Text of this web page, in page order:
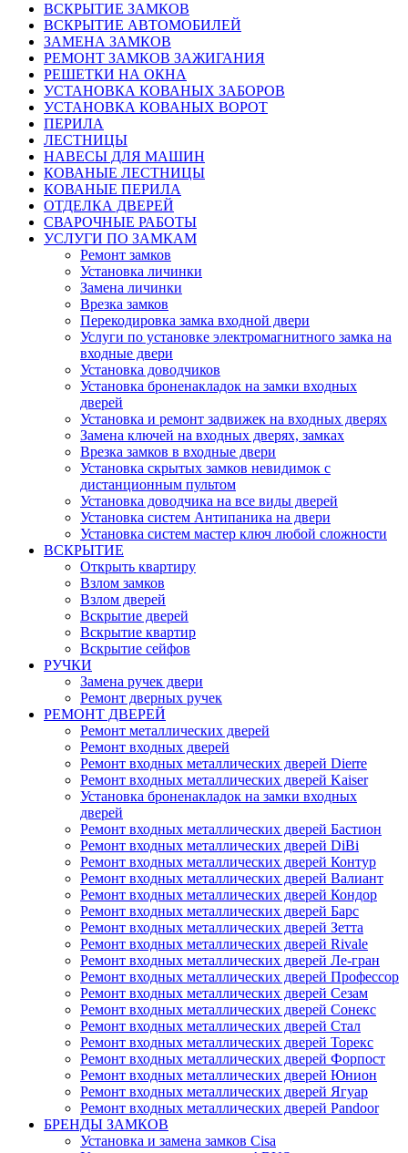
ВСКРЫТИЕ ЗАМКОВ
ВСКРЫТИЕ АВТОМОБИЛЕЙ
ЗАМЕНА ЗАМКОВ
РЕМОНТ ЗАМКОВ ЗАЖИГАНИЯ
РЕШЕТКИ НА ОКНА
УСТАНОВКА КОВАНЫХ ЗАБОРОВ
УСТАНОВКА КОВАНЫХ ВОРОТ
ПЕРИЛА
ЛЕСТНИЦЫ
НАВЕСЫ ДЛЯ МАШИН
КОВАНЫЕ ЛЕСТНИЦЫ
КОВАНЫЕ ПЕРИЛА
ОТДЕЛКА ДВЕРЕЙ
СВАРОЧНЫЕ РАБОТЫ
УСЛУГИ ПО ЗАМКАМ
Ремонт замков
Установка личинки
Замена личинки
Врезка замков
Перекодировка замка входной двери
Услуги по установке электромагнитного замка на
входные двери
Установка доводчиков
Установка броненакладок на замки входных
дверей
Установка и ремонт задвижек на входных дверях
Замена ключей на входных дверях, замках
Врезка замков в входные двери
Установка скрытых замков невидимок с
дистанционным пультом
Установка доводчика на все виды дверей
Установка систем Антипаника на двери
Установка систем мастер ключ любой сложности
ВСКРЫТИЕ
Открыть квартиру
Взлом замков
Взлом дверей
Вскрытие дверей
Вскрытие квартир
Вскрытие сейфов
РУЧКИ
Замена ручек двери
Ремонт дверных ручек
РЕМОНТ ДВЕРЕЙ
Ремонт металлических дверей
Ремонт входных дверей
Ремонт входных металлических дверей Dierre
Ремонт входных металлических дверей Kaiser
Установка броненакладок на замки входных
дверей
Ремонт входных металлических дверей Бастион
Ремонт входных металлических дверей DiBi
Ремонт входных металлических дверей Контур
Ремонт входных металлических дверей Валиант
Ремонт входных металлических дверей Кондор
Ремонт входных металлических дверей Барс
Ремонт входных металлических дверей Зетта
Ремонт входных металлических дверей Rivale
Ремонт входных металлических дверей Ле-гран
Ремонт входных металлических дверей Профессор
Ремонт входных металлических дверей Сезам
Ремонт входных металлических дверей Сонекс
Ремонт входных металлических дверей Стал
Ремонт входных металлических дверей Торекс
Ремонт входных металлических дверей Форпост
Ремонт входных металлических дверей Юнион
Ремонт входных металлических дверей Ягуар
Ремонт входных металлических дверей Pandoor
БРЕНДЫ ЗАМКОВ
Установка и замена замков Cisa